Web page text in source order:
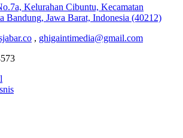
Kelurahan Cibuntu, Kecamatan
Bandung, Jawa Barat, Indonesia (40212)
, ghigaintimedia@gmail.com